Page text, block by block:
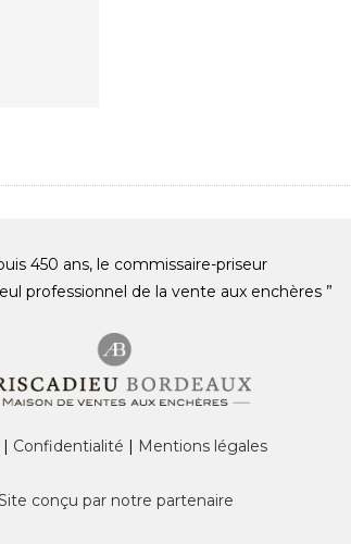
450 ans, le commissaire-priseur
professionnel de la vente aux enchères ”
| Confidentialité | Mentions légales
conçu par notre partenaire